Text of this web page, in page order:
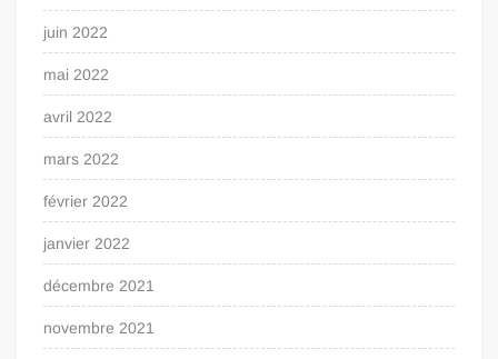
juin 2022
mai 2022
avril 2022
mars 2022
février 2022
janvier 2022
décembre 2021
novembre 2021